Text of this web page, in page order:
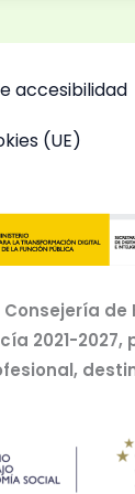
accesibilidad
(UE)
2021-